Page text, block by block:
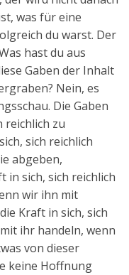
was für eine
du warst. Der
hast du aus
Gaben der Inhalt
Nein, es
Die Gaben
reichlich zu
sich reichlich
abgeben,
in sich, sich reichlich
wir ihn mit
Kraft in sich, sich
ihr handeln, wenn
von dieser
keine Hoffnung